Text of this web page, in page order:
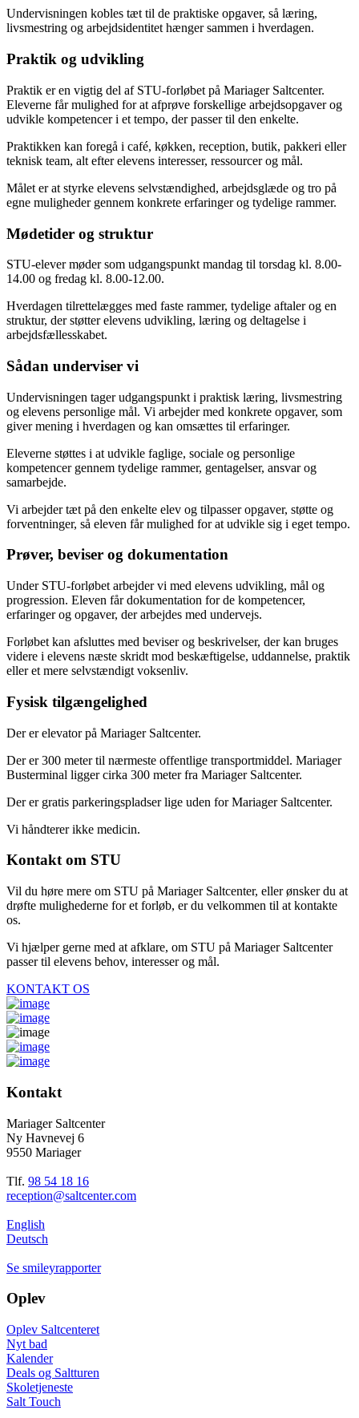
Undervisningen kobles tæt til de praktiske opgaver, så læring,
livsmestring og arbejdsidentitet hænger sammen i hverdagen.
Praktik og udvikling
Praktik er en vigtig del af STU-forløbet på Mariager Saltcenter.
Eleverne får mulighed for at afprøve forskellige arbejdsopgaver og
udvikle kompetencer i et tempo, der passer til den enkelte.
Praktikken kan foregå i café, køkken, reception, butik, pakkeri eller
teknisk team, alt efter elevens interesser, ressourcer og mål.
Målet er at styrke elevens selvstændighed, arbejdsglæde og tro på
egne muligheder gennem konkrete erfaringer og tydelige rammer.
Mødetider og struktur
STU-elever møder som udgangspunkt mandag til torsdag kl. 8.00-
14.00 og fredag kl. 8.00-12.00.
Hverdagen tilrettelægges med faste rammer, tydelige aftaler og en
struktur, der støtter elevens udvikling, læring og deltagelse i
arbejdsfællesskabet.
Sådan underviser vi
Undervisningen tager udgangspunkt i praktisk læring, livsmestring
og elevens personlige mål. Vi arbejder med konkrete opgaver, som
giver mening i hverdagen og kan omsættes til erfaringer.
Eleverne støttes i at udvikle faglige, sociale og personlige
kompetencer gennem tydelige rammer, gentagelser, ansvar og
samarbejde.
Vi arbejder tæt på den enkelte elev og tilpasser opgaver, støtte og
forventninger, så eleven får mulighed for at udvikle sig i eget tempo.
Prøver, beviser og dokumentation
Under STU-forløbet arbejder vi med elevens udvikling, mål og
progression. Eleven får dokumentation for de kompetencer,
erfaringer og opgaver, der arbejdes med undervejs.
Forløbet kan afsluttes med beviser og beskrivelser, der kan bruges
videre i elevens næste skridt mod beskæftigelse, uddannelse, praktik
eller et mere selvstændigt voksenliv.
Fysisk tilgængelighed
Der er elevator på Mariager Saltcenter.
Der er 300 meter til nærmeste offentlige transportmiddel. Mariager
Busterminal ligger cirka 300 meter fra Mariager Saltcenter.
Der er gratis parkeringspladser lige uden for Mariager Saltcenter.
Vi håndterer ikke medicin.
Kontakt om STU
Vil du høre mere om STU på Mariager Saltcenter, eller ønsker du at
drøfte mulighederne for et forløb, er du velkommen til at kontakte
os.
Vi hjælper gerne med at afklare, om STU på Mariager Saltcenter
passer til elevens behov, interesser og mål.
KONTAKT OS
Kontakt
Mariager Saltcenter
Ny Havnevej 6
9550 Mariager
Tlf. 98 54 18 16
reception@saltcenter.com
English
Deutsch
Se smileyrapporter
Oplev
Oplev Saltcenteret
Nyt bad
Kalender
Deals og Saltturen
Skoletjeneste
Salt Touch